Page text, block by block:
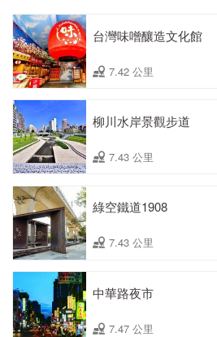
台灣味噌釀造文化館
7.42 公里
柳川水岸景觀步道
7.43 公里
綠空鐵道1908
7.43 公里
中華路夜市
7.47 公里